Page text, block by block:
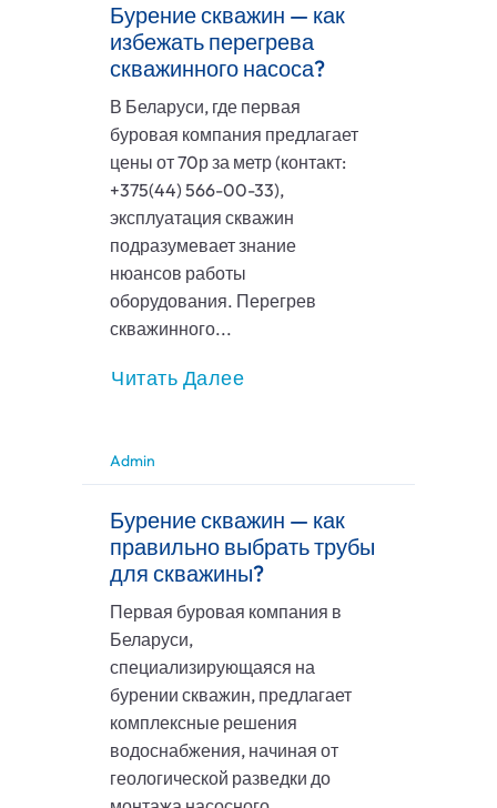
Бурение скважин — как
избежать перегрева
скважинного насоса?
В Беларуси, где первая
буровая компания предлагает
цены от 70р за метр (контакт:
+375(44) 566-00-33),
эксплуатация скважин
подразумевает знание
нюансов работы
оборудования. Перегрев
скважинного...
Читать Далее
Admin
Бурение скважин — как
правильно выбрать трубы
для скважины?
Первая буровая компания в
Беларуси,
специализирующаяся на
бурении скважин, предлагает
комплексные решения
водоснабжения, начиная от
геологической разведки до